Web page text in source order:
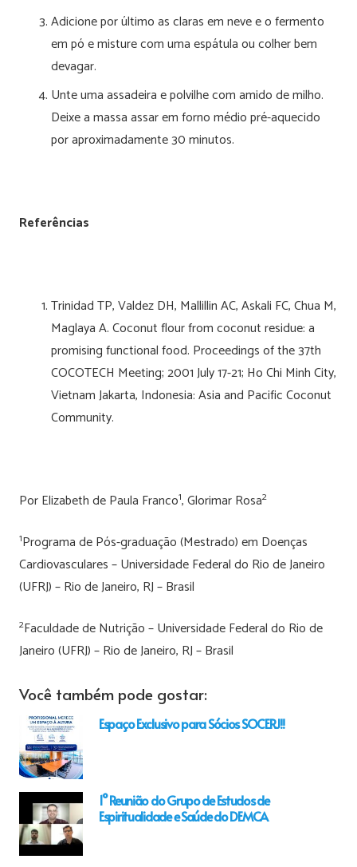
Adicione por último as claras em neve e o fermento
em pó e misture com uma espátula ou colher bem
devagar.
Unte uma assadeira e polvilhe com amido de milho.
Deixe a massa assar em forno médio pré-aquecido
por aproximadamente 30 minutos.
Referências
Trinidad TP, Valdez DH, Mallillin AC, Askali FC, Chua M,
Maglaya A. Coconut flour from coconut residue: a
promising functional food. Proceedings of the 37th
COCOTECH Meeting; 2001 July 17-21; Ho Chi Minh City,
Vietnam Jakarta, Indonesia: Asia and Pacific Coconut
Community.
Por Elizabeth de Paula Franco1, Glorimar Rosa2
1Programa de Pós-graduação (Mestrado) em Doenças
Cardiovasculares – Universidade Federal do Rio de Janeiro
(UFRJ) – Rio de Janeiro, RJ – Brasil
2Faculdade de Nutrição – Universidade Federal do Rio de
Janeiro (UFRJ) – Rio de Janeiro, RJ – Brasil
Você também pode gostar:
Espaço Exclusivo para Sócios SOCERJ!!
1° Reunião do Grupo de Estudos de
Espiritualidade e Saúde do DEMCA